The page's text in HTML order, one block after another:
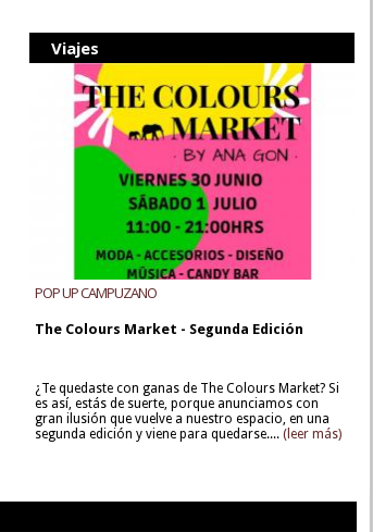
Viajes
POP UP CAMPUZANO
The Colours Market - Segunda Edición
¿Te quedaste con ganas de The Colours Market? Si
es así, estás de suerte, porque anunciamos con
gran ilusión que vuelve a nuestro espacio, en una
segunda edición y viene para quedarse.... (leer más)